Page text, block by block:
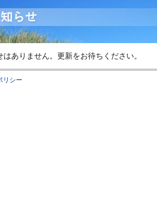
はありません。更新をお待ちください。
リシー